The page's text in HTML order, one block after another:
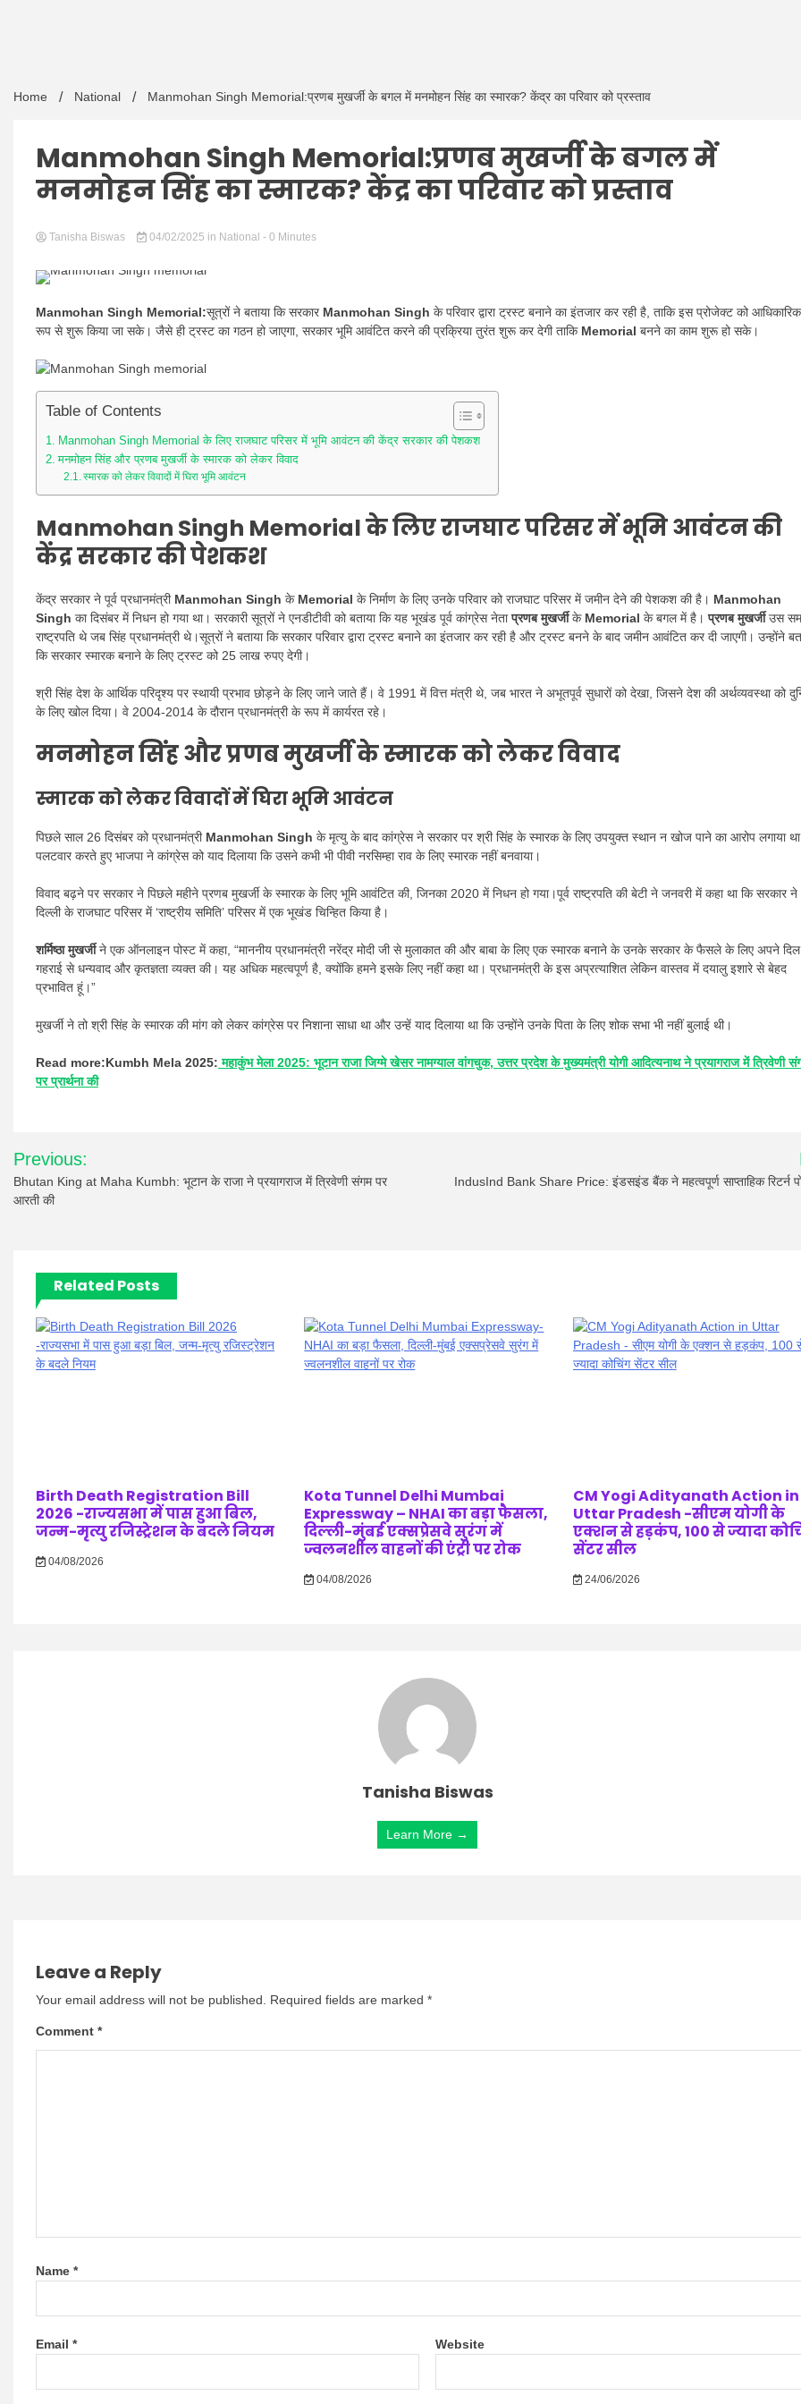
Home National Manmohan Singh Memorial:प्रणब मुखर्जी के बगल में मनमोहन सिंह का स्मारक? केंद्र का परिवार को प्रस्ताव
Manmohan Singh Memorial:प्रणब मुखर्जी के बगल में
मनमोहन सिंह का स्मारक? केंद्र का परिवार को प्रस्ताव
Tanisha Biswas 04/02/2025 in National - 0 Minutes
Manmohan Singh Memorial:सूत्रों ने बताया कि सरकार Manmohan Singh के परिवार द्वारा ट्रस्ट बनाने का इंतजार कर रही है, ताकि इस प्रोजेक्ट को आधिकारिक
रूप से शुरू किया जा सके। जैसे ही ट्रस्ट का गठन हो जाएगा, सरकार भूमि आवंटित करने की प्रक्रिया तुरंत शुरू कर देगी ताकि Memorial बनने का काम शुरू हो सके।
Table of Contents
Manmohan Singh Memorial के लिए राजघाट परिसर में भूमि आवंटन की केंद्र सरकार की पेशकश
मनमोहन सिंह और प्रणब मुखर्जी के स्मारक को लेकर विवाद
स्मारक को लेकर विवादों में घिरा भूमि आवंटन
Manmohan Singh Memorialके लिए राजघाट परिसर में भूमि आवंटन की
केंद्र सरकार की पेशकश
केंद्र सरकार ने पूर्व प्रधानमंत्री Manmohan Singh के Memorial के निर्माण के लिए उनके परिवार को राजघाट परिसर में जमीन देने की पेशकश की है। Manmohan
Singh का दिसंबर में निधन हो गया था। सरकारी सूत्रों ने एनडीटीवी को बताया कि यह भूखंड पूर्व कांग्रेस नेताप्रणब मुखर्जीके Memorial के बगल में है।प्रणब मुखर्जीउस
राष्ट्रपति थे जब सिंह प्रधानमंत्री थे।सूत्रों ने बताया कि सरकार परिवार द्वारा ट्रस्ट बनाने का इंतजार कर रही है और ट्रस्ट बनने के बाद जमीन आवंटित कर दी जाएगी। उन्होंने
कि सरकार स्मारक बनाने के लिए ट्रस्ट को 25 लाख रुपए देगी।
श्री सिंह देश के आर्थिक परिदृश्य पर स्थायी प्रभाव छोड़ने के लिए जाने जाते हैं। वे 1991 में वित्त मंत्री थे, जब भारत ने अभूतपूर्व सुधारों को देखा, जिसने देश की अर्थव्यवस्था को
के लिए खोल दिया। वे 2004-2014 के दौरान प्रधानमंत्री के रूप में कार्यरत रहे।
मनमोहन सिंह और प्रणब मुखर्जी के स्मारक को लेकर विवाद
स्मारक को लेकर विवादों में घिरा भूमि आवंटन
पिछले साल 26 दिसंबर को प्रधानमंत्री Manmohan Singh के मृत्यु के बाद कांग्रेस ने सरकार पर श्री सिंह के स्मारक के लिए उपयुक्त स्थान न खोज पाने का आरोप लगाया
पलटवार करते हुए भाजपा ने कांग्रेस को याद दिलाया कि उसने कभी भी पीवी नरसिम्हा राव के लिए स्मारक नहीं बनवाया।
विवाद बढ़ने पर सरकार ने पिछले महीने प्रणब मुखर्जी के स्मारक के लिए भूमि आवंटित की, जिनका 2020 में निधन हो गया।पूर्व राष्ट्रपति की बेटी ने जनवरी में कहा था कि सरकार ने
दिल्ली के राजघाट परिसर में ‘राष्ट्रीय समिति’ परिसर में एक भूखंड चिन्हित किया है।
शर्मिष्ठा मुखर्जीने एक ऑनलाइन पोस्ट में कहा, “माननीय प्रधानमंत्री नरेंद्र मोदी जी से मुलाकात की और बाबा के लिए एक स्मारक बनाने के उनके सरकार के फैसले के लिए अपने
गहराई से धन्यवाद और कृतज्ञता व्यक्त की। यह अधिक महत्वपूर्ण है, क्योंकि हमने इसके लिए नहीं कहा था। प्रधानमंत्री के इस अप्रत्याशित लेकिन वास्तव में दयालु इशारे से बेहद
प्रभावित हूं।”
मुखर्जी ने तो श्री सिंह के स्मारक की मांग को लेकर कांग्रेस पर निशाना साधा था और उन्हें याद दिलाया था कि उन्होंने उनके पिता के लिए शोक सभा भी नहीं बुलाई थी।
Read more:Kumbh Mela 2025: महाकुंभ मेला 2025: भूटान राजा जिग्मे खेसर नामग्याल वांगचुक, उत्तर प्रदेश के मुख्यमंत्री योगी आदित्यनाथ ने प्रयागराज में त्रिवेणी
पर प्रार्थना की
Post
navigation
Previous:
Bhutan King at Maha Kumbh: भूटान के राजा ने प्रयागराज में त्रिवेणी संगम पर
आरती की
IndusInd Bank Share Price: इंडसइंड बैंक ने महत्वपूर्ण साप्ताहिक रिटर्न
Related Posts
Birth Death Registration Bill
2026 -राज्यसभा में पास हुआ बिल,
जन्म-मृत्यु रजिस्ट्रेशन के बदले नियम
04/08/2026
Kota Tunnel Delhi Mumbai
Expressway – NHAI का बड़ा फैसला,
दिल्ली-मुंबई एक्सप्रेसवे सुरंग में
ज्वलनशील वाहनों की एंट्री पर रोक
04/08/2026
CM Yogi Adityanath Action in
Uttar Pradesh -सीएम योगी के
एक्शन से हड़कंप, 100 से ज्यादा
सेंटर सील
24/06/2026
Tanisha Biswas
Learn More →
Leave a Reply
Your email address will not be published. Required fields are marked *
Comment *
Name *
Email * Website